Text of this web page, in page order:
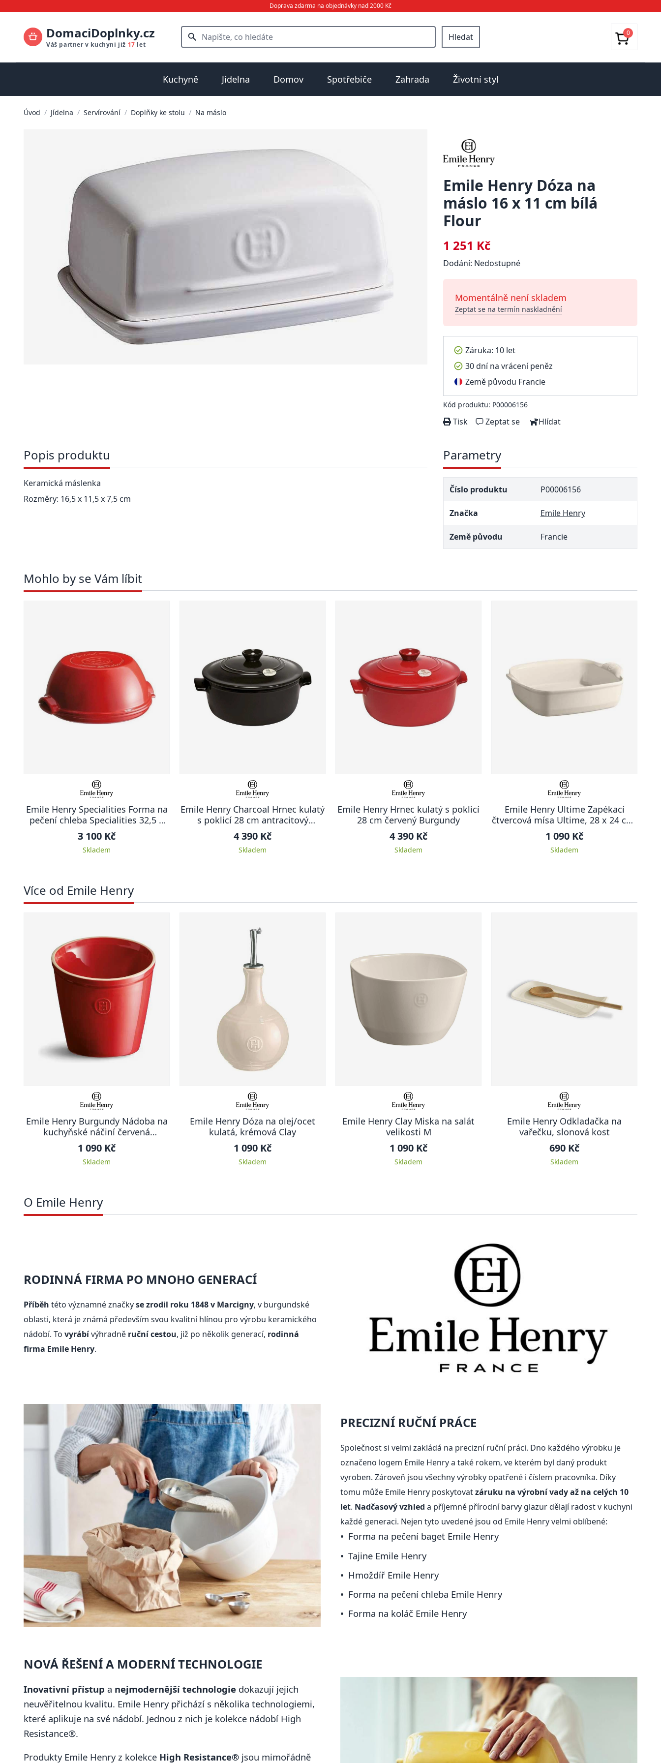
Doprava zdarma na objednávky nad 2000 Kč
DomaciDoplnky.cz
Váš partner v kuchyni již 17 let
Hledat 0
Kuchyně Jídelna Domov Spotřebiče Zahrada Životní styl
Úvod / Jídelna / Servírování / Doplňky ke stolu / Na máslo
Emile Henry Dóza na
máslo 16 x 11 cm bílá
Flour
1 251 Kč
Dodání: Nedostupné
Momentálně není skladem
Zeptat se na termín naskladnění
Záruka: 10 let
30 dní na vrácení peněz
Země původu Francie
Kód produktu: P00006156
Tisk Zeptat se Hlídat
Popis produktu
Keramická máslenka
Rozměry: 16,5 x 11,5 x 7,5 cm
Parametry
Číslo produktu P00006156
Značka Emile Henry
Země původu Francie
Mohlo by se Vám líbit
Emile Henry Specialities Forma na
pečení chleba Specialities 32,5 x
29,5 cm červená Burgundy
3 100 Kč
Skladem
Emile Henry Charcoal Hrnec kulatý
s poklicí 28 cm antracitový
Charcoal
4 390 Kč
Skladem
Emile Henry Hrnec kulatý s poklicí
28 cm červený Burgundy
4 390 Kč
Skladem
Emile Henry Ultime Zapékací
čtvercová mísa Ultime, 28 x 24 cm,
krémová Clay
1 090 Kč
Skladem
Více od Emile Henry
Emile Henry Burgundy Nádoba na
kuchyňské náčiní červená
Burgundy
1 090 Kč
Skladem
Emile Henry Dóza na olej/ocet
kulatá, krémová Clay
1 090 Kč
Skladem
Emile Henry Clay Miska na salát
velikosti M
1 090 Kč
Skladem
Emile Henry Odkladačka na
vařečku, slonová kost
690 Kč
Skladem
O Emile Henry
RODINNÁ FIRMA PO MNOHO GENERACÍ
Příběh této významné značkyse zrodil roku 1848 v Marcigny, v burgundské
oblasti, která je známá především svou kvalitní hlínou pro výrobu keramického
nádobí. To vyrábívýhradně ruční cestou, již po několik generací, rodinná
firma Emile Henry.
PRECIZNÍ RUČNÍ PRÁCE
Společnost si velmi zakládá na precizní ruční práci. Dno každého výrobku je
označeno logem Emile Henry a také rokem, ve kterém byl daný produkt
vyroben. Zároveň jsou všechny výrobky opatřené i číslem pracovníka. Díky
tomu může Emile Henry poskytovatzáruku na výrobní vady až na celých 10
let. Nadčasový vzhled a příjemné přírodní barvy glazur dělají radost v kuchyni
každé generaci. Nejen tyto uvedené jsou od Emile Henry velmi oblíbené:
Forma na pečení baget Emile Henry
Tajine Emile Henry
Hmoždíř Emile Henry
Forma na pečení chleba Emile Henry
Forma na koláč Emile Henry
NOVÁ ŘEŠENÍ A MODERNÍ TECHNOLOGIE
Inovativní přístup a nejmodernější technologie dokazují jejich
neuvěřitelnou kvalitu. Emile Henry přichází s několika technologiemi,
které aplikuje na své nádobí. Jednou z nich je kolekce nádobí High
Resistance®.
Produkty Emile Henry z kolekce High Resistance® jsou mimořádně